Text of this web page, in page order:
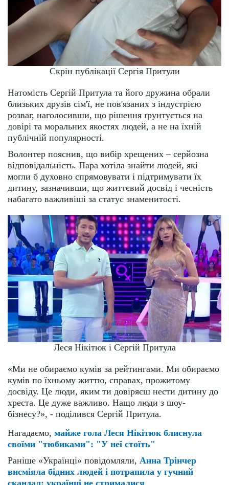
Скрін публікації Сергія Притули
Натомість Сергій Притула та його дружина обрали
близьких друзів сім'ї, не пов'язаних з індустрією
розваг, наголосивши, що рішення ґрунтується на
довірі та моральних якостях людей, а не на їхній
публічній популярності.
Волонтер пояснив, що вибір хрещених – серйозна
відповідальність. Пара хотіла знайти людей, які
могли б духовно спрямовувати і підтримувати їх
дитину, зазначивши, що життєвий досвід і чесність
набагато важливіші за статус знаменитості.
Леся Нікітюк і Сергій Притула
«Ми не обираємо кумів за рейтингами. Ми обираємо
кумів по їхньому життю, справах, прожитому
досвіду. Це люди, яким ти довіряєш нести дитину до
хреста. Це дуже важливо. Нащо люди з шоу-
бізнесу?», - поділився Сергій Притула.
Нагадаємо, майже гола Леся Нікітюк блиснула
своїми "тюбиками": "У неї стоїть"
Раніше «Українці» повідомляли, Анна Трінчер
висміяла бідних людей і потрапила у гучний